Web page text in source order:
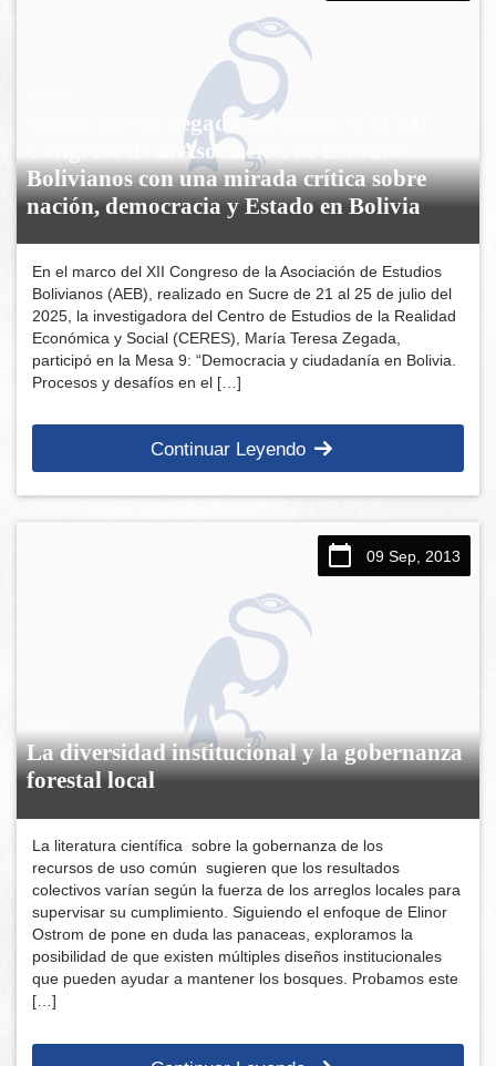
María Teresa Zegada participa en el XII
Congreso de la Asociación de Estudios
Bolivianos con una mirada crítica sobre
nación, democracia y Estado en Bolivia
En el marco del XII Congreso de la Asociación de Estudios
Bolivianos (AEB), realizado en Sucre de 21 al 25 de julio del
2025, la investigadora del Centro de Estudios de la Realidad
Económica y Social (CERES), María Teresa Zegada,
participó en la Mesa 9: “Democracia y ciudadanía en Bolivia.
Procesos y desafíos en el […]
Continuar Leyendo
09 Sep, 2013
La diversidad institucional y la gobernanza
forestal local
La literatura científica sobre la gobernanza de los
recursos de uso común sugieren que los resultados
colectivos varían según la fuerza de los arreglos locales para
supervisar su cumplimiento. Siguiendo el enfoque de Elinor
Ostrom de pone en duda las panaceas, exploramos la
posibilidad de que existen múltiples diseños institucionales
que pueden ayudar a mantener los bosques. Probamos este
[…]